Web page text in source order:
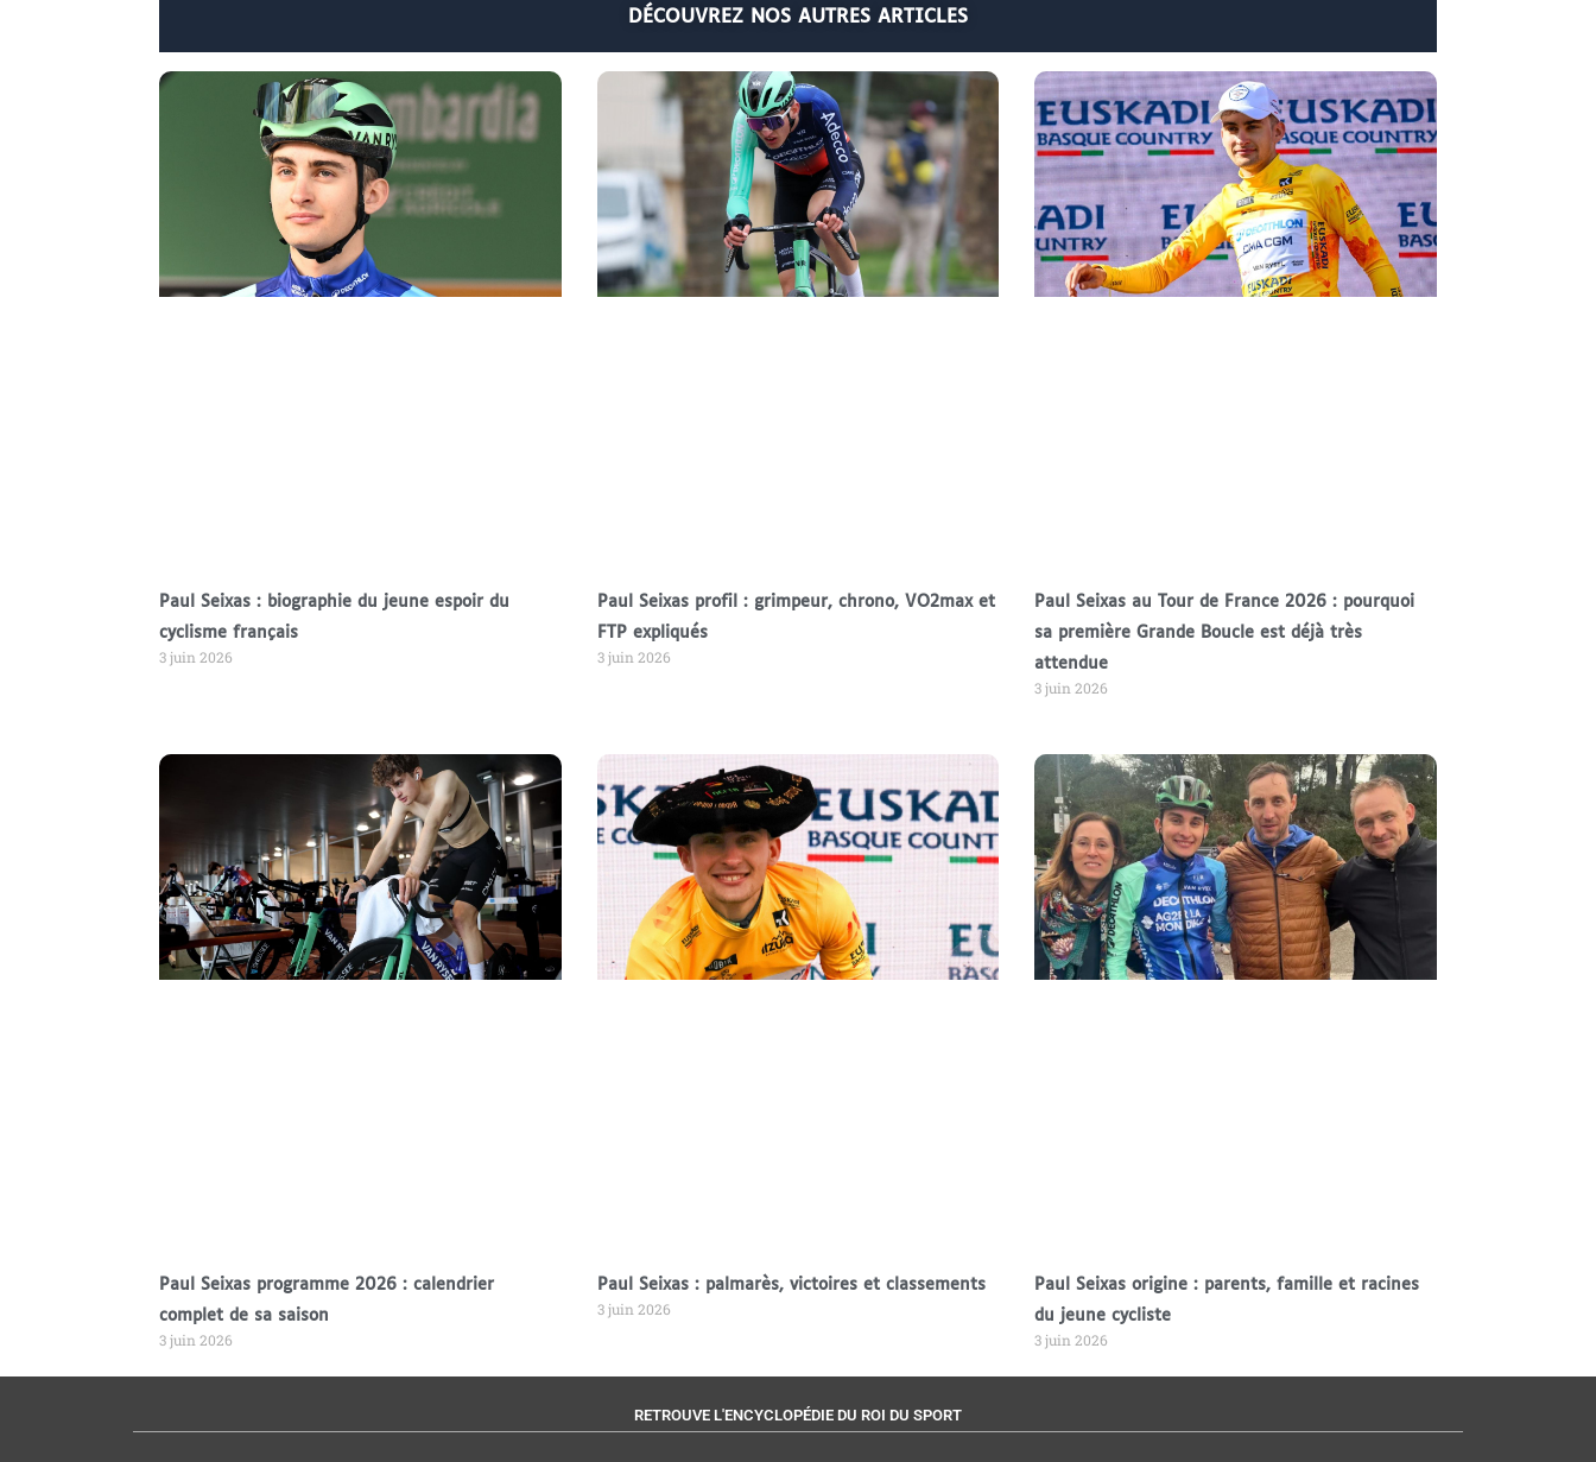
DÉCOUVREZ NOS AUTRES ARTICLES
Paul Seixas : biographie du jeune espoir du
cyclisme français
3 juin 2026
Paul Seixas profil : grimpeur, chrono, VO2max et
FTP expliqués
3 juin 2026
Paul Seixas au Tour de France 2026 : pourquoi
sa première Grande Boucle est déjà très
attendue
3 juin 2026
Paul Seixas programme 2026 : calendrier
complet de sa saison
3 juin 2026
Paul Seixas : palmarès, victoires et classements
3 juin 2026
Paul Seixas origine : parents, famille et racines
du jeune cycliste
3 juin 2026
RETROUVE L'ENCYCLOPÉDIE DU ROI DU SPORT